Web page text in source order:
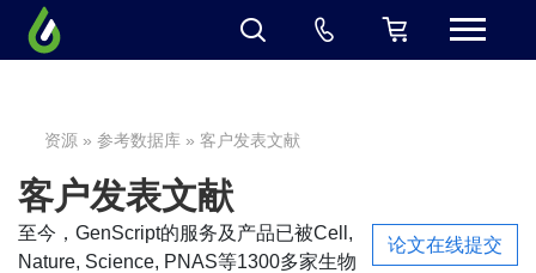
资源 »参考数据库 » 客户发表文献
客户发表文献
论文在线提交
至今，GenScript的服务及产品已被Cell,
Nature, Science, PNAS等1300多家生物